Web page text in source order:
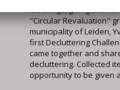
old things, giving them
"Circular Revaluation"
municipality of Leiden,
first Decluttering
came together and
decluttering. Collected
opportunity to be given